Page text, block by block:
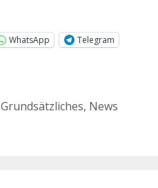
WhatsApp
Telegram
Grundsätzliches, News